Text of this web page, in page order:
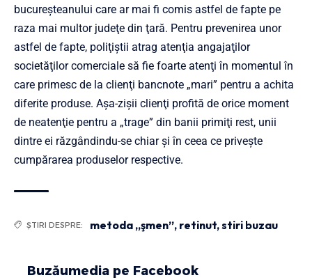
bucureşteanului care ar mai fi comis astfel de fapte pe
raza mai multor judeţe din ţară. Pentru prevenirea unor
astfel de fapte, poliţiştii atrag atenţia angajaţilor
societăţilor comerciale să fie foarte atenţi în momentul în
care primesc de la clienţi bancnote „mari” pentru a achita
diferite produse. Aşa-zişii clienţi profită de orice moment
de neatenţie pentru a „trage” din banii primiţi rest, unii
dintre ei răzgândindu-se chiar şi în ceea ce priveşte
cumpărarea produselor respective.
ȘTIRI DESPRE: metoda „şmen”, retinut,stiri buzau
Buzăumedia pe Facebook